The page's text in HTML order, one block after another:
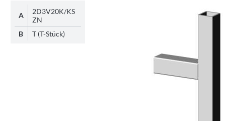
A
2D3V20K/KS
ZN
B
T (T-Stück)